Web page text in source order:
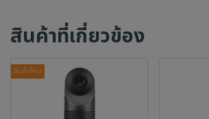
สินค้าที่เกี่ยวข้อง
สินค้าใหม่